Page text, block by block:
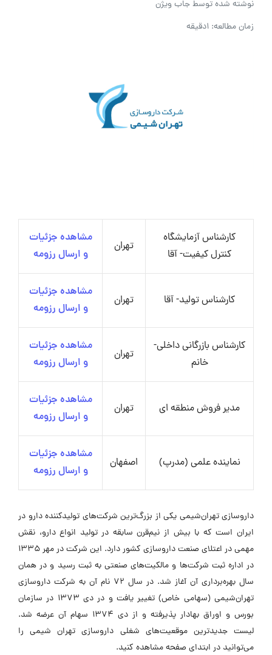
نوشته شده توسطجاب ویژن
زمان مطالعه: 1دقیقه
کارشناس آزمایشگاه
کنترل کیفیت- آقا
تهران
مشاهده جزئیات
و ارسال رزومه
کارشناس تولید- آقا تهران
مشاهده جزئیات
و ارسال رزومه
کارشناس بازرگانی داخلی-
خانم
تهران
مشاهده جزئیات
و ارسال رزومه
مدیر فروش منطقه‌ ای تهران
مشاهده جزئیات
و ارسال رزومه
نماینده علمی (مدرپ) اصفهان
مشاهده جزئیات
و ارسال رزومه
داروسازی تهران‌شیمی یکی از بزرگ‌ترین شرکت‌های تولیدکننده دارو در
ایران است که با بیش از نیم‌قرن سابقه در تولید انواع دارو، نقش
مهمی در اعتلای صنعت داروسازی کشور دارد. این شرکت در مهر 1335
در اداره ثبت شرکت‌ها و مالکیت‌های صنعتی به ثبت رسید و در همان
سال بهره‌برداری آن آغاز شد. در سال 72 نام آن به شرکت داروسازی
تهران‌شیمی (سهامی خاص) تغییر یافت و در دی 1373 در سازمان
بورس و اوراق بهادار پذیرفته و از دی 1374 سهام آن عرضه شد.
لیست جدیدترین موقعیت‌های شغلی داروسازی تهران شیمی را
می‌توانید در ابتدای صفحه مشاهده کنید.